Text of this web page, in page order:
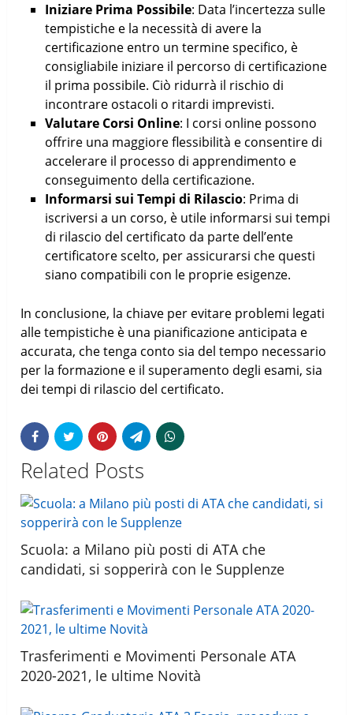
Iniziare Prima Possibile: Data l’incertezza sulle
tempistiche e la necessità di avere la
certificazione entro un termine specifico, è
consigliabile iniziare il percorso di certificazione
il prima possibile. Ciò ridurrà il rischio di
incontrare ostacoli o ritardi imprevisti.
Valutare Corsi Online: I corsi online possono
offrire una maggiore flessibilità e consentire di
accelerare il processo di apprendimento e
conseguimento della certificazione.
Informarsi sui Tempi di Rilascio: Prima di
iscriversi a un corso, è utile informarsi sui tempi
di rilascio del certificato da parte dell’ente
certificatore scelto, per assicurarsi che questi
siano compatibili con le proprie esigenze.
In conclusione, la chiave per evitare problemi legati
alle tempistiche è una pianificazione anticipata e
accurata, che tenga conto sia del tempo necessario
per la formazione e il superamento degli esami, sia
dei tempi di rilascio del certificato.
Related Posts
Scuola: a Milano più posti di ATA che
candidati, si sopperirà con le Supplenze
Trasferimenti e Movimenti Personale ATA
2020-2021, le ultime Novità